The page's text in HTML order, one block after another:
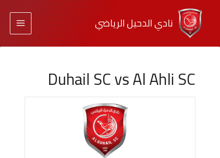
نادي الدحيل الرياضي
Duhail SC vs Al Ahli SC